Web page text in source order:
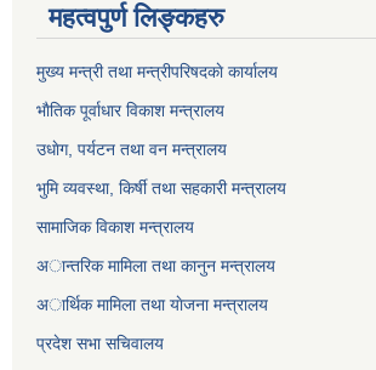
महत्वपुर्ण लिङ्कहरु
मुख्य मन्त्री तथा मन्त्रीपरिषदकाे कार्यालय
भाैतिक पूर्वाधार विकाश मन्त्रालय
उधाेग, पर्यटन तथा वन मन्त्रालय
भुमि व्यवस्था, किर्षी तथा सहकारी मन्त्रालय
सामाजिक विकाश मन्त्रालय
अान्तरिक मामिला तथा कानुन मन्त्रालय
अार्थिक मामिला तथा याेजना मन्त्रालय
प्रदेश सभा सचिवालय